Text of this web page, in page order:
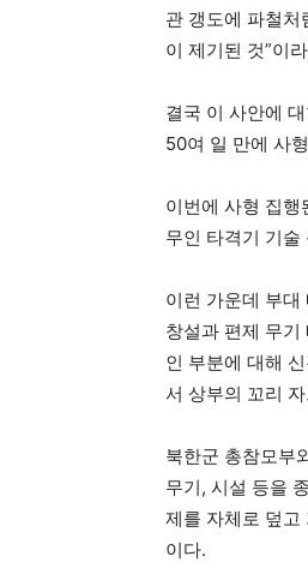
관 갱도에 파철처
이 제기된 것”이
결국 이 사안에
50여 일 만에 사
이번에 사형 집
무인 타격기 기
이런 가운데 부대
창설과 편제 무
인 부분에 대해
서 상부의 꼬리
북한군 총참모부
무기, 시설 등을
제를 자체로 덮고
이다.